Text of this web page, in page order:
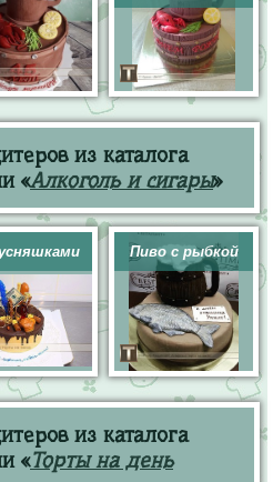
из каталога
«Алкоголь и сигары»
Пиво с рыбкой
из каталога
«Торты на день